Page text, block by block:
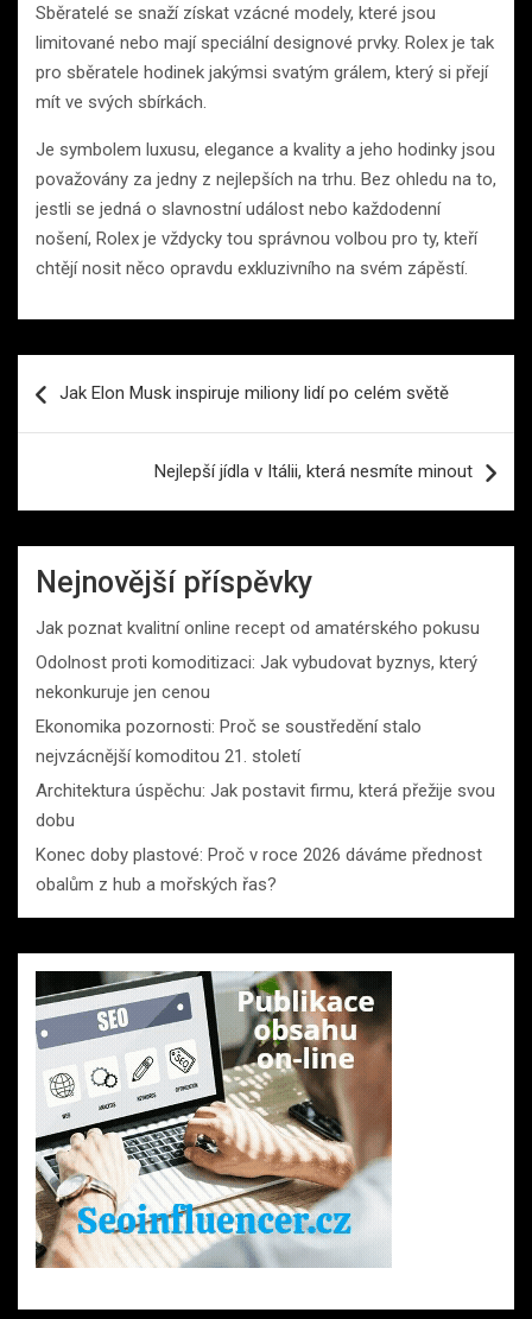
Sběratelé se snaží získat vzácné modely, které jsou
limitované nebo mají speciální designové prvky. Rolex je tak
pro sběratele hodinek jakýmsi svatým grálem, který si přejí
mít ve svých sbírkách.
Je symbolem luxusu, elegance a kvality a jeho hodinky jsou
považovány za jedny z nejlepších na trhu. Bez ohledu na to,
jestli se jedná o slavnostní událost nebo každodenní
nošení, Rolex je vždycky tou správnou volbou pro ty, kteří
chtějí nosit něco opravdu exkluzivního na svém zápěstí.
proJak Elon Musk inspiruje miliony lidí po celém světě
Nejlepší jídla v Itálii, která nesmíte minout
Nejnovější příspěvky
Jak poznat kvalitní online recept od amatérského pokusu
Odolnost proti komoditizaci: Jak vybudovat byznys, který
nekonkuruje jen cenou
Ekonomika pozornosti: Proč se soustředění stalo
nejvzácnější komoditou 21. století
Architektura úspěchu: Jak postavit firmu, která přežije svou
dobu
Konec doby plastové: Proč v roce 2026 dáváme přednost
obalům z hub a mořských řas?